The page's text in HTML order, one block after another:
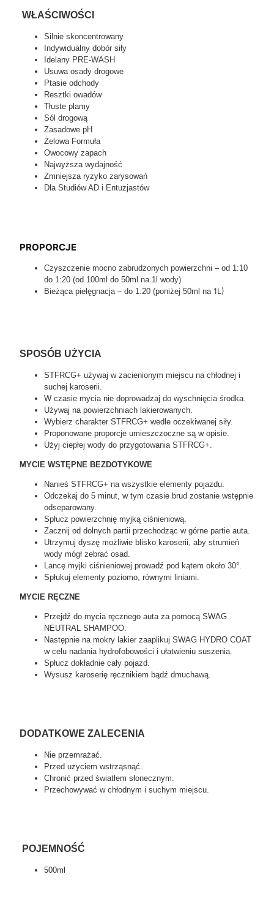
WŁAŚCIWOŚCI
Silnie skoncentrowany
Indywidualny dobór siły
Idelany PRE-WASH
Usuwa osady drogowe
Ptasie odchody
Resztki owadów
Tłuste plamy
Sól drogową
Zasadowe pH
Żelowa Formuła
Owocowy zapach
Najwyższa wydajność
Zmniejsza ryzyko zarysowań
Dla Studiów AD i Entuzjastów
PROPORCJE
Czyszczenie mocno zabrudzonych powierzchni – od 1:10
do 1:20 (od 100ml do 50ml na 1l wody)
Bieżąca pielęgnacja – do 1:20 (poniżej 50ml na1L)
SPOSÓB UŻYCIA
STFRCG+ używaj w zacienionym miejscu na chłodnej i
suchej karoserii.
W czasie mycia nie doprowadzaj do wyschnięcia środka.
Używaj na powierzchniach lakierowanych.
Wybierz charakter STFRCG+ wedle oczekiwanej siły.
Proponowane proporcje umieszczoczne są w opisie.
Użyj ciepłej wody do przygotowania STFRCG+.
MYCIE WSTĘPNE BEZDOTYKOWE
Nanieś STFRCG+ na wszystkie elementy pojazdu.
Odczekaj do 5 minut, w tym czasie brud zostanie wstępnie
odseparowany.
Spłucz powierzchnię myjką ciśnieniową.
Zacznij od dolnych partii przechodząc w górne partie auta.
Utrzymuj dyszę możliwie blisko karoserii, aby strumień
wody mógł zebrać osad.
Lancę myjki ciśnieniowej prowadź pod kątem około 30°.
Spłukuj elementy poziomo, równymi liniami.
MYCIE RĘCZNE
Przejdź do mycia ręcznego auta za pomocą SWAG
NEUTRAL SHAMPOO.
Następnie na mokry lakier zaaplikuj SWAG HYDRO COAT
w celu nadania hydrofobowości i ułatwieniu suszenia.
Spłucz dokładnie cały pojazd.
Wysusz karoserię ręcznikiem bądź dmuchawą.
DODATKOWE ZALECENIA
Nie przemrażać.
Przed użyciem wstrząsnąć.
Chronić przed światłem słonecznym.
Przechowywać w chłodnym i suchym miejscu.
POJEMNOŚĆ
500ml